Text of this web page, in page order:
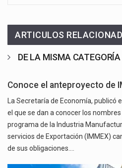
ARTICULOS
DE LA MISMA CATEGORÍA
Conoce el anteproyecto de
La Secretaría de Economía,
el que se dan a conocer los
programa de la Industria
servicios de Exportación (IMMEX)
de sus obligaciones.…